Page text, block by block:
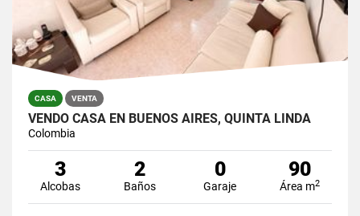
CASA VENTA
VENDO CASA EN BUENOS AIRES, QUINTA LINDA
Colombia
3
Alcobas
2
Baños
0
Garaje
90
Área m2